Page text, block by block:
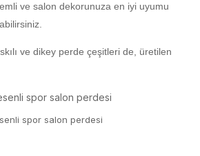
ve salon dekorunuza en iyi uyumu
ve dikey perde çeşitleri de, üretilen
spor salon perdesi